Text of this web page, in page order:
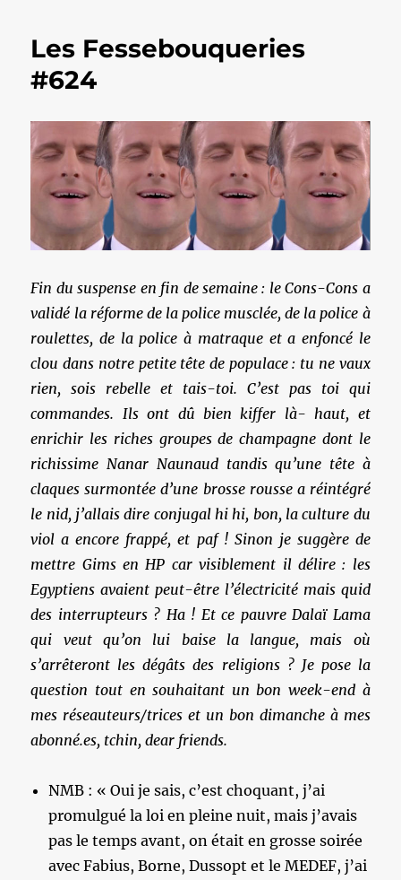
Les Fessebouqueries
#624
Fin du suspense en fin de semaine : le Cons-Cons a
validé la réforme de la police musclée, de la police à
roulettes, de la police à matraque et a enfoncé le
clou dans notre petite tête de populace : tu ne vaux
rien, sois rebelle et tais-toi. C’est pas toi qui
commandes. Ils ont dû bien kiffer là- haut, et
enrichir les riches groupes de champagne dont le
richissime Nanar Naunaud tandis qu’une tête à
claques surmontée d’une brosse rousse a réintégré
le nid, j’allais dire conjugal hi hi, bon, la culture du
viol a encore frappé, et paf ! Sinon je suggère de
mettre Gims en HP car visiblement il délire : les
Egyptiens avaient peut-être l’électricité mais quid
des interrupteurs ? Ha ! Et ce pauvre Dalaï Lama
qui veut qu’on lui baise la langue, mais où
s’arrêteront les dégâts des religions ? Je pose la
question tout en souhaitant un bon week-end à
mes réseauteurs/trices et un bon dimanche à mes
abonné.es, tchin, dear friends.
NMB : « Oui je sais, c’est choquant, j’ai
promulgué la loi en pleine nuit, mais j’avais
pas le temps avant, on était en grosse soirée
avec Fabius, Borne, Dussopt et le MEDEF, j’ai